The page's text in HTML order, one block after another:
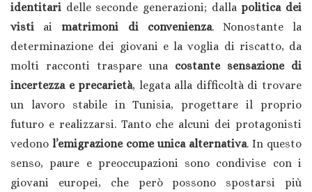
identitari delle seconde generazioni; dalla politica dei
visti aimatrimoni di convenienza. Nonostante la
determinazione dei giovani e la voglia di riscatto, da
molti racconti traspare una costante sensazione di
incertezza e precarietà, legata alla difficoltà di trovare
un lavoro stabile in Tunisia, progettare il proprio
futuro e realizzarsi. Tanto che alcuni dei protagonisti
vedono l’emigrazione come unica alternativa. In questo
senso, paure e preoccupazioni sono condivise con i
giovani europei, che però possono spostarsi più